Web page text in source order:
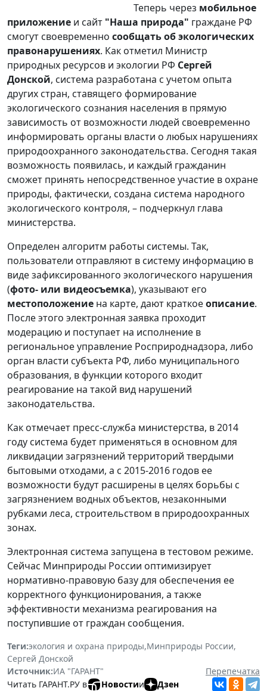
Теперь через мобильное
приложение и сайт "Наша природа" граждане РФ
смогут своевременно сообщать об экологических
правонарушениях. Как отметил Министр
природных ресурсов и экологии РФ Сергей
Донской, система разработана с учетом опыта
других стран, ставящего формирование
экологического сознания населения в прямую
зависимость от возможности людей своевременно
информировать органы власти о любых нарушениях
природоохранного законодательства. Сегодня такая
возможность появилась, и каждый гражданин
сможет принять непосредственное участие в охране
природы, фактически, создана система народного
экологического контроля, – подчеркнул глава
министерства.
Определен алгоритм работы системы. Так,
пользователи отправляют в систему информацию в
виде зафиксированного экологического нарушения
(фото- или видеосъемка), указывают его
местоположение на карте, дают краткоеописание.
После этого электронная заявка проходит
модерацию и поступает на исполнение в
региональное управление Росприроднадзора, либо
орган власти субъекта РФ, либо муниципального
образования, в функции которого входит
реагирование на такой вид нарушений
законодательства.
Как отмечает пресс-служба министерства, в 2014
году система будет применяться в основном для
ликвидации загрязнений территорий твердыми
бытовыми отходами, а с 2015-2016 годов ее
возможности будут расширены в целях борьбы с
загрязнением водных объектов, незаконными
рубками леса, строительством в природоохранных
зонах.
Электронная система запущена в тестовом режиме.
Сейчас Минприроды России оптимизирует
нормативно-правовую базу для обеспечения ее
корректного функционирования, а также
эффективности механизма реагирования на
поступившие от граждан сообщения.
Теги:экология и охрана природы,Минприроды России,
Сергей Донской
Источник:ИА "ГАРАНТ"
Перепечатка
Читать ГАРАНТ.РУ в
Новостии Дзен